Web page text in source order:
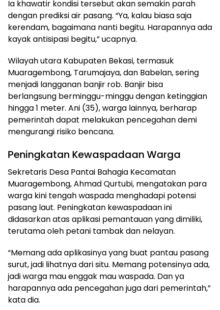
Ia khawatir kondisi tersebut akan semakin parah
dengan prediksi air pasang. “Ya, kalau biasa saja
kerendam, bagaimana nanti begitu. Harapannya ada
kayak antisipasi begitu,” ucapnya.
Wilayah utara Kabupaten Bekasi, termasuk
Muaragembong, Tarumajaya, dan Babelan, sering
menjadi langganan banjir rob. Banjir bisa
berlangsung berminggu-minggu dengan ketinggian
hingga 1 meter. Ani (35), warga lainnya, berharap
pemerintah dapat melakukan pencegahan demi
mengurangi risiko bencana.
Peningkatan Kewaspadaan Warga
Sekretaris Desa Pantai Bahagia Kecamatan
Muaragembong, Ahmad Qurtubi, mengatakan para
warga kini tengah waspada menghadapi potensi
pasang laut. Peningkatan kewaspadaan ini
didasarkan atas aplikasi pemantauan yang dimiliki,
terutama oleh petani tambak dan nelayan.
“Memang ada aplikasinya yang buat pantau pasang
surut, jadi lihatnya dari situ. Memang potensinya ada,
jadi warga mau enggak mau waspada. Dan ya
harapannya ada pencegahan juga dari pemerintah,”
kata dia.